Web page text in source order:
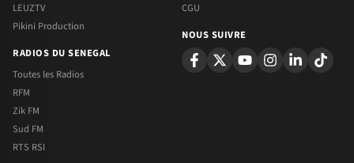
LEUZTV
Pikini Production
RADIOS DU SENEGAL
Toutes les Radios
RFM
Zik FM
Sud FM
RTS RSI
CGU
NOUS SUIVRE